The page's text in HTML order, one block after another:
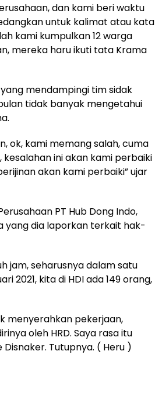
dan kami beri waktu
untuk kalimat atau kata
kami kumpulkan 12 warga
mereka haru ikuti tata Krama
yang mendampingi tim sidak
tidak banyak mengetahui
ok, kami memang salah, cuma
ini akan kami perbaiki
akan kami perbaiki” ujar
PT Hub Dong Indo,
yang dia laporkan terkait hak-
jam, seharusnya dalam satu
2021, kita di HDI ada 149 orang,
menyerahkan pekerjaan,
oleh HRD. Saya rasa itu
Tutupnya. ( Heru )